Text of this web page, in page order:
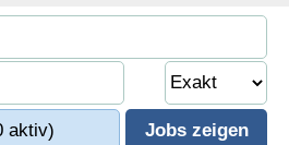
aktiv)